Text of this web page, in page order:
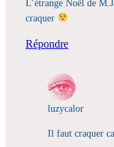
L’étrange Noël de
craquer
Répondre
luzycalor
Il faut craquer